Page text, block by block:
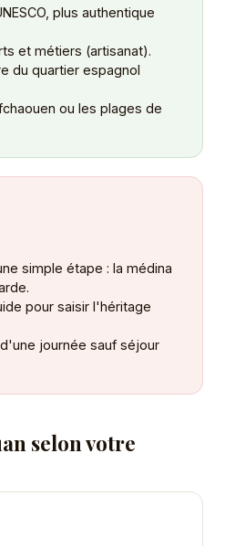
plus authentique
et métiers (artisanat).
du quartier espagnol
ou les plages de
simple étape : la médina
pour saisir l'héritage
journée sauf séjour
selon votre